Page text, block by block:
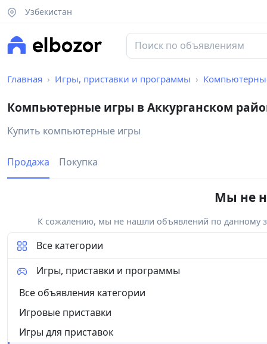
Узбекистан
Главная Игры, приставки и программы
Компьютерные игры в Аккурганском
Купить компьютерные игры
Продажа Покупка
Мы не
К сожалению, мы не нашли объявлений по данному
Все категории
Игры, приставки и программы
Все объявления категории
Игровые приставки
Игры для приставок